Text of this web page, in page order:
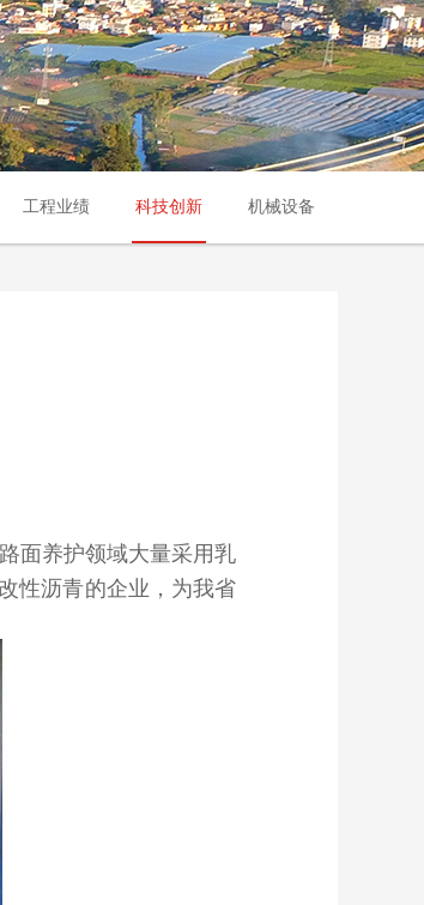
工程业绩 科技创新 机械设备
面养护领域大量采用乳
性沥青的企业，为我省